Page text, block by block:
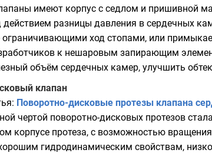
имеют корпус с седлом и пришивной
разницы давления в сердечных
ход стопами, или
к нешаровым запирающим
объём сердечных камер, улучшить
клапан
Поворотно-дисковые протезы клапана
чертой поворотно-дисковых протезов
корпусе протеза, с возможностью
гидродинамическим свойствам,